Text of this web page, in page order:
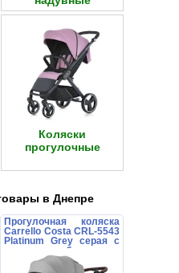
Коляски
прогулочные
в Днепре
Прогулочная коляска
Carrello Costa CRL-5543
Platinum Grey серая с
поворотным блоком